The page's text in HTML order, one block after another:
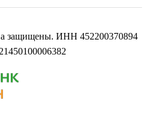
защищены. ИНН 452200370894